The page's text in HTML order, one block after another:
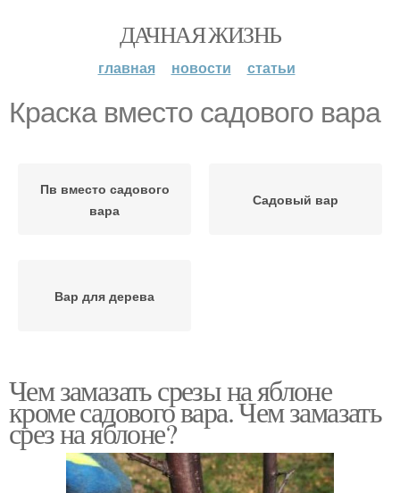
ДАЧНАЯ ЖИЗНЬ
главная новости статьи
Краска вместо садового вара
Пв вместо садового
вара
Садовый вар
Вар для дерева
Чем замазать срезы на яблоне
кроме садового вара. Чем замазать
срез на яблоне?